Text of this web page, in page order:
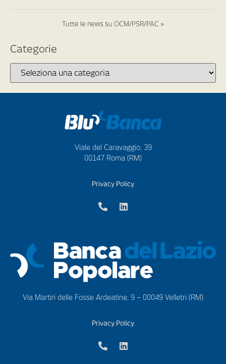
Tutte le news su OCM/PSR/PAC »
Categorie
Viale del Caravaggio, 39
00147 Roma (RM)
Privacy Policy
Via Martiri delle Fosse Ardeatine, 9 – 00049 Velletri (RM)
Privacy Policy